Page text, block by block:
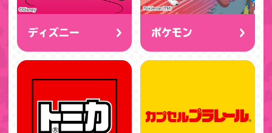
ディズニー ポケモン